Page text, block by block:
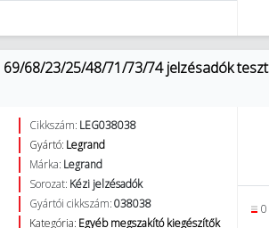
69/68/23/25/48/71/73/74 jelzésadók
Cikkszám: LEG038038
Gyártó: Legrand
Márka: Legrand
Sorozat: Kézi jelzésadók
Gyártói cikkszám:038038
Kategória: Egyéb megszakító kiegészítők
0